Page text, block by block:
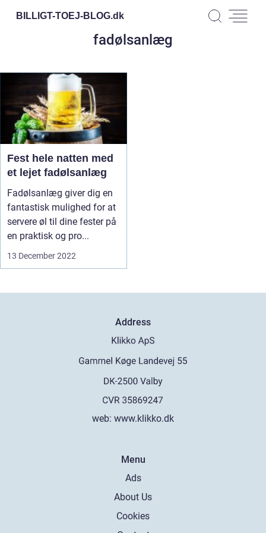
BILLIGT-TOEJ-BLOG.dk
fadølsanlæg
Fest hele natten med
et lejet fadølsanlæg
Fadølsanlæg giver dig en
fantastisk mulighed for at
servere øl til dine fester på
en praktisk og pro...
13 December 2022
Address
web: www.klikko.dk
Menu
Ads
About Us
Cookies